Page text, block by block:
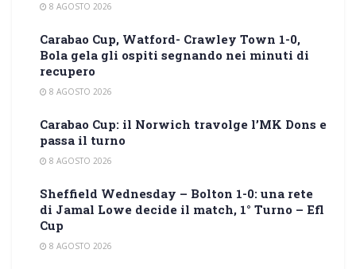
8 AGOSTO 2026
Carabao Cup, Watford- Crawley Town 1-0,
Bola gela gli ospiti segnando nei minuti di
recupero
8 AGOSTO 2026
Carabao Cup: il Norwich travolge l’MK Dons e
passa il turno
8 AGOSTO 2026
Sheffield Wednesday – Bolton 1-0: una rete
di Jamal Lowe decide il match, 1° Turno – Efl
Cup
8 AGOSTO 2026